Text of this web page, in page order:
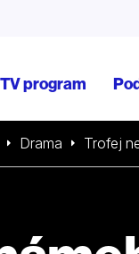
TV program
Drama Trofej